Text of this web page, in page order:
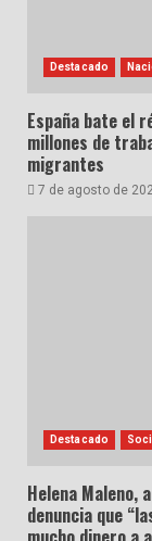
Destacado
España bate el
millones de
migrantes
7 de agosto de
Destacado
Helena Maleno,
denuncia que